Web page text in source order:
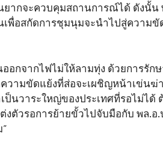
ากจะควบคุมสถานการณ์ได้ ดังนั้น
พื่อสกัดการชุมนุมจะนำไปสู่ความ
อกจากไฟไม่ให้ลามทุ่ง ด้วยการรัก
ความขัดแย้งที่ส่อจะเผชิญหน้าเข่น
ป็นวาระใหญ่ของประเทศที่รอไม่ไ
งตัวรอการย้ายขั้วไปจับมือกับ พล.